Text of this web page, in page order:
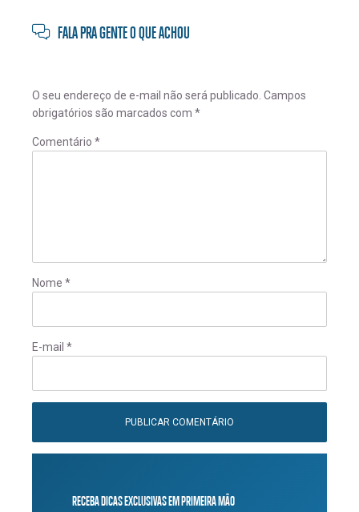
FALA PRA GENTE O QUE ACHOU
O seu endereço de e-mail não será publicado. Campos
obrigatórios são marcados com *
Comentário *
Nome *
E-mail *
RECEBA DICAS EXCLUSIVAS EM PRIMEIRA MÃO